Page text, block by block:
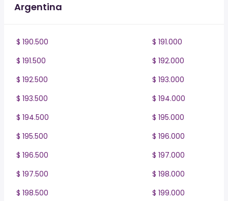
Argentina
$ 190.500
$ 191.000
$ 191.500
$ 192.000
$ 192.500
$ 193.000
$ 193.500
$ 194.000
$ 194.500
$ 195.000
$ 195.500
$ 196.000
$ 196.500
$ 197.000
$ 197.500
$ 198.000
$ 198.500
$ 199.000